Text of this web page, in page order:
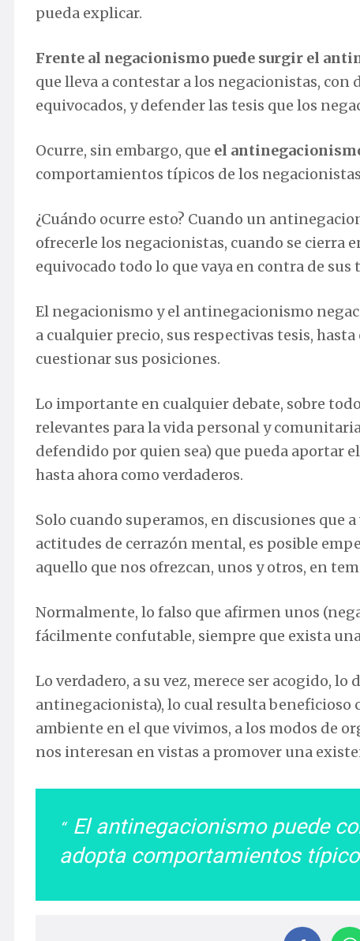
pueda explicar.
Frente al negacionismo puede surgir el
que lleva a contestar a los negacionistas,
equivocados, y defender las tesis que los
Ocurre, sin embargo, que el
comportamientos típicos de los
¿Cuándo ocurre esto? Cuando un
ofrecerle los negacionistas, cuando se cierra
equivocado todo lo que vaya en contra de sus
El negacionismo y el antinegacionismo
a cualquier precio, sus respectivas tesis,
cuestionar sus posiciones.
Lo importante en cualquier debate, sobre
relevantes para la vida personal y
defendido por quien sea) que pueda aportar
hasta ahora como verdaderos.
Solo cuando superamos, en discusiones
actitudes de cerrazón mental, es posible
aquello que nos ofrezcan, unos y otros, en
Normalmente, lo falso que afirmen unos
fácilmente confutable, siempre que exista
Lo verdadero, a su vez, merece ser acogido,
antinegacionista), lo cual resulta beneficioso
ambiente en el que vivimos, a los modos de
nos interesan en vistas a promover una
El antinegacionismo puede
adopta comportamientos